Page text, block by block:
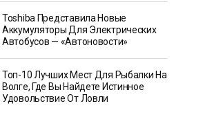
Toshiba Представила Новые
Аккумуляторы Для Электрических
Автобусов — «Автоновости»
Топ-10 Лучших Мест Для Рыбалки На
Волге, Где Вы Найдете Истинное
Удовольствие От Ловли